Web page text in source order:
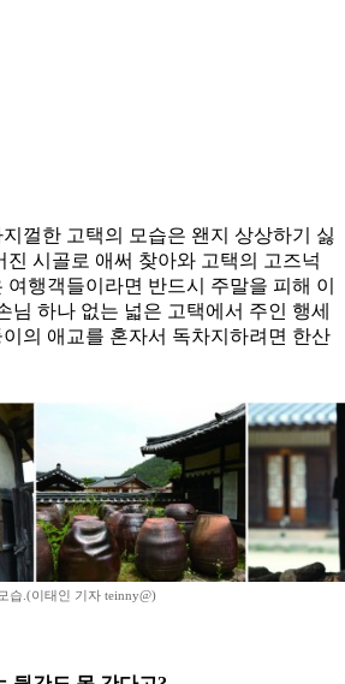
껄한 고택의 모습은 왠지 상상하기 싫
진 시골로 애써 찾아와 고택의 고즈넉
행객들이라면 반드시 주말을 피해 이
님 하나 없는 넓은 고택에서 주인 행세
의 애교를 혼자서 독차지하려면 한산
습.(이태인 기자 teinny@)